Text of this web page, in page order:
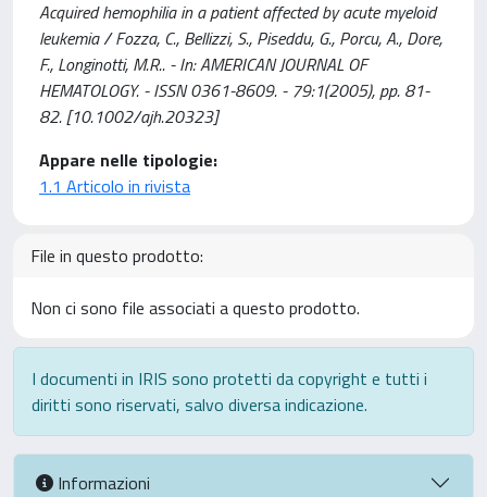
Acquired hemophilia in a patient affected by acute myeloid
leukemia / Fozza, C., Bellizzi, S., Piseddu, G., Porcu, A., Dore,
F., Longinotti, M.R.. - In: AMERICAN JOURNAL OF
HEMATOLOGY. - ISSN 0361-8609. - 79:1(2005), pp. 81-
82. [10.1002/ajh.20323]
Appare nelle tipologie:
1.1 Articolo in rivista
File in questo prodotto:
Non ci sono file associati a questo prodotto.
I documenti in IRIS sono protetti da copyright e tutti i
diritti sono riservati, salvo diversa indicazione.
Informazioni